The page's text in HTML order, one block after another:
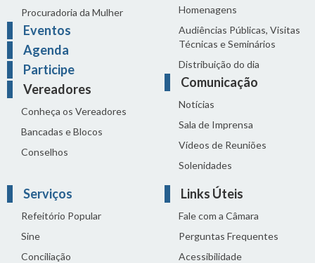
Procuradoria da Mulher
Eventos
Agenda
Participe
Vereadores
Conheça os Vereadores
Bancadas e Blocos
Conselhos
Homenagens
Audiências Públicas, Visitas
Técnicas e Seminários
Distribuição do dia
Comunicação
Notícias
Sala de Imprensa
Vídeos de Reuniões
Solenidades
Serviços
Refeitório Popular
Sine
Conciliação
Links Úteis
Fale com a Câmara
Perguntas Frequentes
Acessibilidade